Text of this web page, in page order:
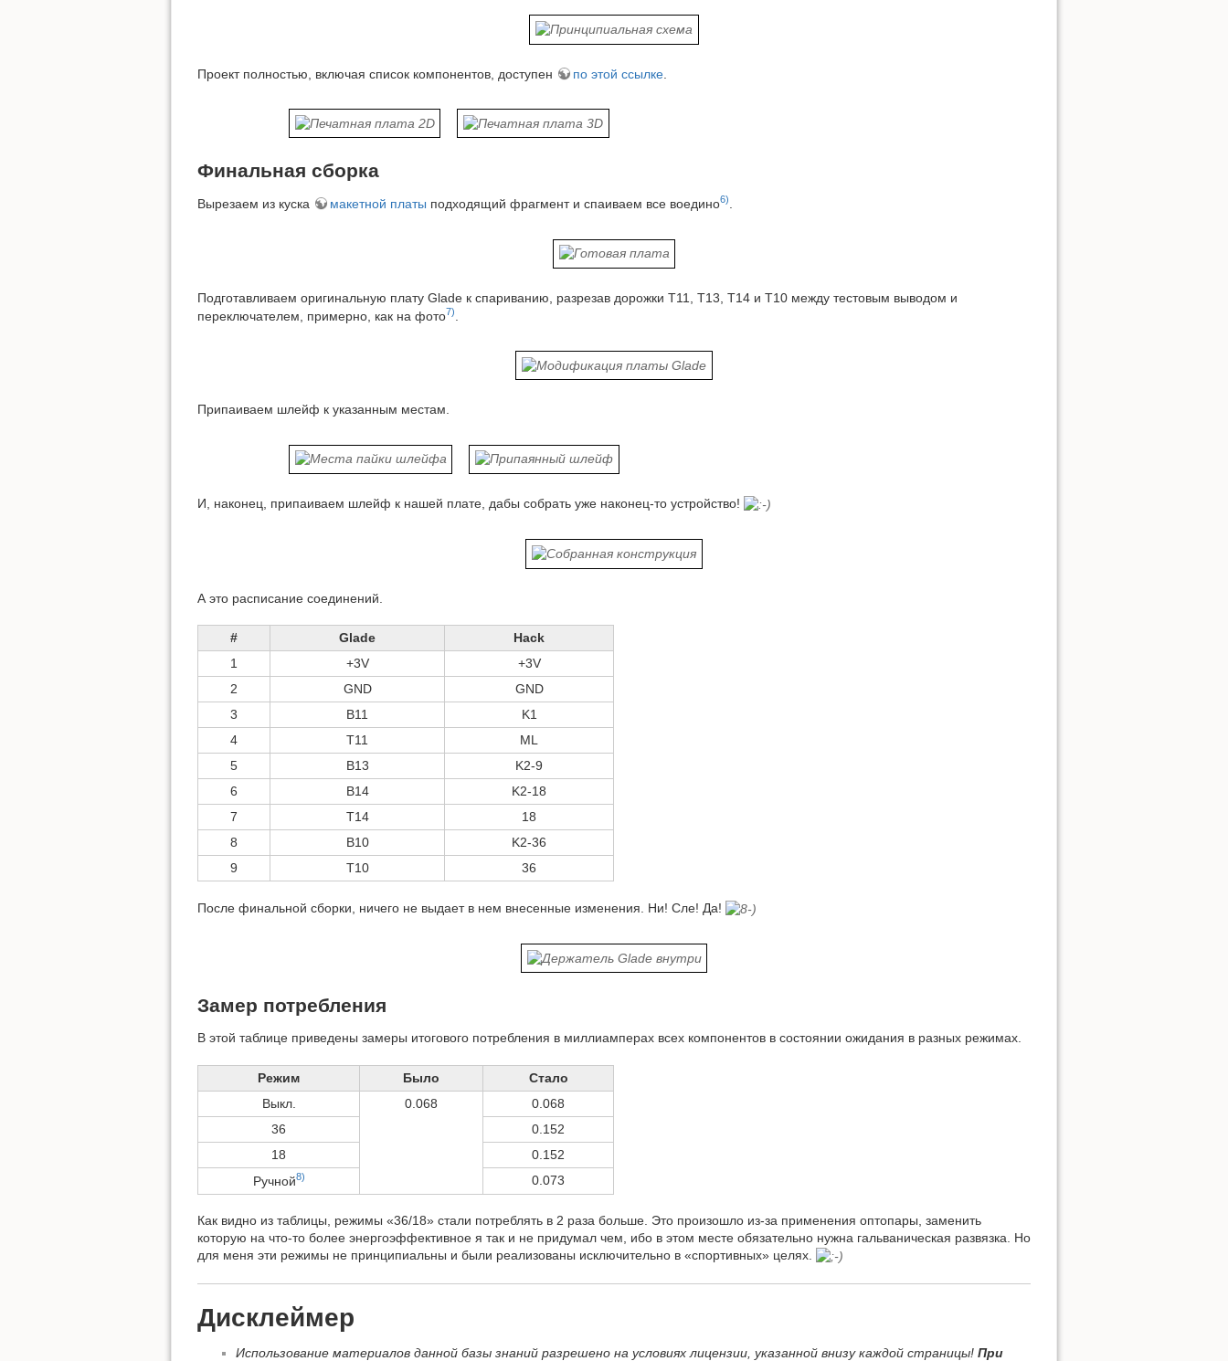
Проект полностью, включая список компонентов, доступен по этой ссылке
Финальная сборка
Вырезаем из куска макетной платы подходящий фрагмент и спаиваем все воедино6)
Подготавливаем оригинальную плату Glade к спариванию, разрезав дорожки T11, T13, T14 и T10 между тестовым выводом и
переключателем, примерно, как на фото7)
Припаиваем шлейф к указанным местам.
И, наконец, припаиваем шлейф к нашей плате, дабы собрать уже наконец-то устройство!
А это расписание соединений.
# Glade
Hack
1
+3V
+3V
2
GND
GND
3
B11
K1
4
T11
ML
5
B13
K2-9
6
B14
K2-18
7
T14
18
8
B10
K2-36
9
T10 36
После финальной сборки, ничего не выдает в нем внесенные изменения. Ни! Сле! Да!
Замер потребления
В этой таблице приведены замеры итогового потребления в миллиамперах всех компонентов в состоянии ожидания в разных режимах.
Режим Было
Стало
Выкл.
0.068
0.068
36
0.152
18
0.152
Ручной8) 0.073
Как видно из таблицы, режимы «36/18» стали потреблять в 2 раза больше. Это произошло из-за применения оптопары, заменить
которую на что-то более энергоэффективное я так и не придумал чем, ибо в этом месте обязательно нужна гальваническая развязка. Но
для меня эти режимы не принципиальны и были реализованы исключительно в «спортивных» целях.
Дисклеймер
Использование материалов данной базы знаний разрешено на условиях лицензии, указанной внизу каждой страницы! При